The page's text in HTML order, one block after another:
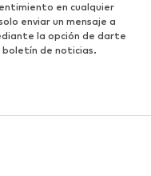
en cualquier
enviar un mensaje a
la opción de darte
de noticias.